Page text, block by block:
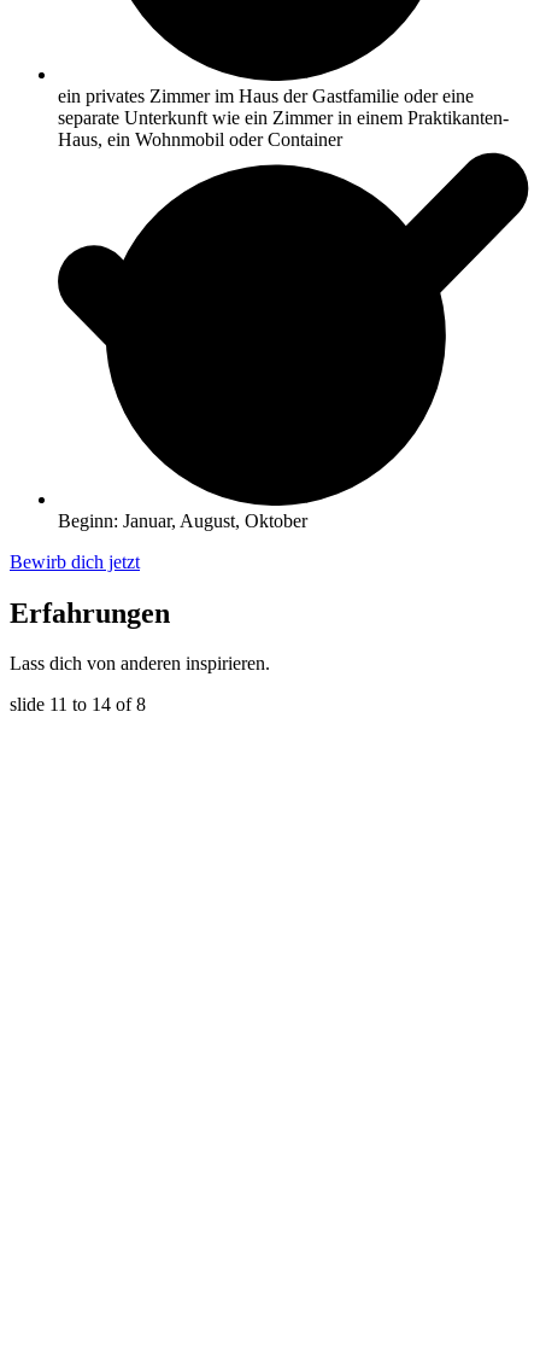
ein privates Zimmer im Haus der Gastfamilie oder eine
separate Unterkunft wie ein Zimmer in einem Praktikanten-
Haus, ein Wohnmobil oder Container
Beginn: Januar, August, Oktober
Bewirb dich jetzt
Erfahrungen
Lass dich von anderen inspirieren.
slide 11 to 14 of 8